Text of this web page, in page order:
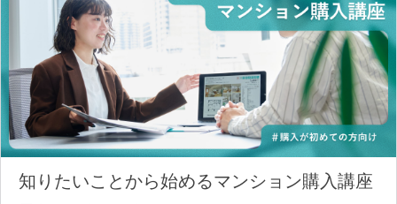
知りたいことから始めるマンション購入講座